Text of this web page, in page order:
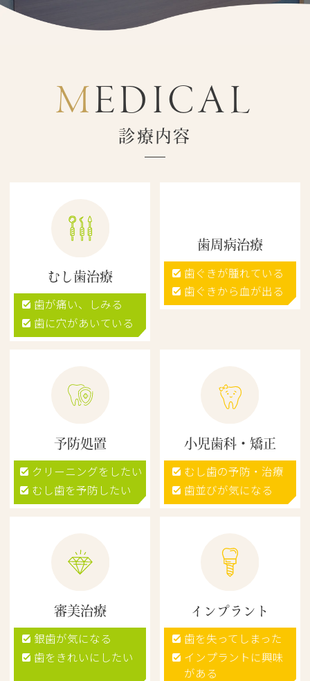
MEDICAL
診療内容
むし歯治療
歯が痛い、しみる
歯に穴があいている
歯周病治療
歯ぐきが腫れている
歯ぐきから血が出る
予防処置
クリーニングをしたい
むし歯を予防したい
小児歯科・矯正
むし歯の予防・治療
歯並びが気になる
審美治療
銀歯が気になる
歯をきれいにしたい
インプラント
歯を失ってしまった
インプラントに興味
がある